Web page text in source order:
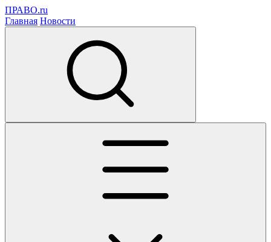
ПРАВО.ru
Главная Новости